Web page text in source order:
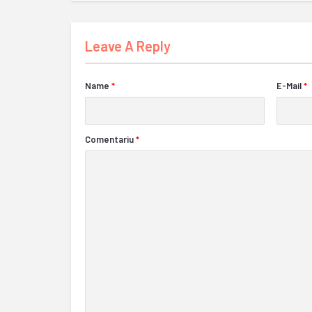
Leave A Reply
Name * E-Mail *
Comentariu*